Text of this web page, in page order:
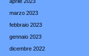
marzo 2023
febbraio 2023
gennaio 2023
dicembre 2022